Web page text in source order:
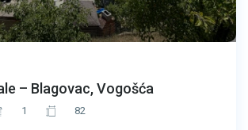
– Blagovac, Vogošća
1 82